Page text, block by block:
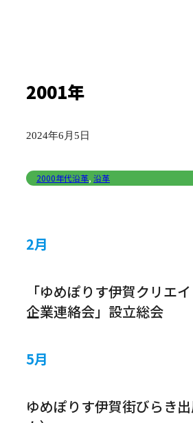
2001年
2024年6月5日
2000年代沿革, 沿革
2月
「ゆめぽりす伊賀クリエ
企業連絡会」設立総会
5月
ゆめぽりす伊賀街びらき